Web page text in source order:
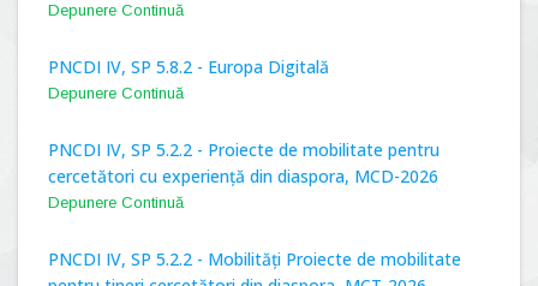
Depunere Continuă
PNCDI IV, SP 5.8.2 - Europa Digitală
Depunere Continuă
PNCDI IV, SP 5.2.2 - Proiecte de mobilitate pentru
cercetători cu experiență din diaspora, MCD-2026
Depunere Continuă
PNCDI IV, SP 5.2.2 - Mobilități Proiecte de mobilitate